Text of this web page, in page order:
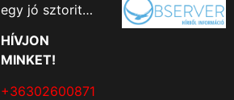
egy jó sztorit…
HÍVJON
MINKET!
+36302600871